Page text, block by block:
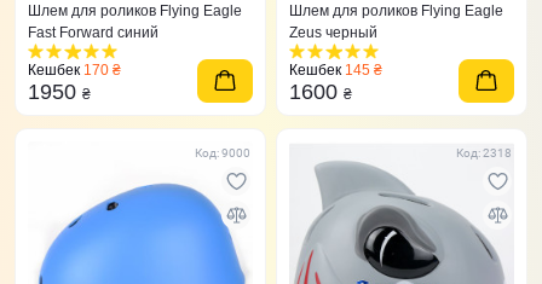
Шлем для роликов Flying Eagle
Fast Forward синий
Кешбек 170 ₴
1950 ₴
Шлем для роликов Flying Eagle
Zeus черный
Кешбек 145 ₴
1600 ₴
Код: 9000 Код: 2318